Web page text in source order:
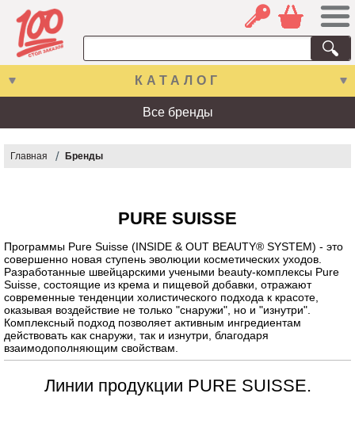
КАТАЛОГ
Все бренды
Главная Бренды
PURE SUISSE
Программы Pure Suisse (INSIDE & OUT BEAUTY® SYSTEM) - это
совершенно новая ступень эволюции косметических уходов.
Разработанные швейцарскими учеными beauty-комплексы Pure
Suisse, состоящие из крема и пищевой добавки, отражают
современные тенденции холистического подхода к красоте,
оказывая воздействие не только "снаружи", но и "изнутри".
Комплексный подход позволяет активным ингредиентам
действовать как снаружи, так и изнутри, благодаря
взаимодополняющим свойствам.
Линии продукции PURE SUISSE.